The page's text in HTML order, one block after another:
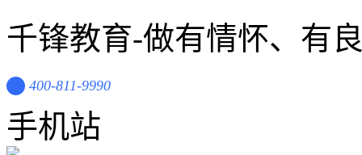
千锋教育-做有情怀、有
400-811-9990
手机站